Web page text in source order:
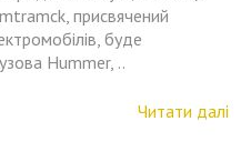
присвячений
буде
Hummer, ..
Читати далі